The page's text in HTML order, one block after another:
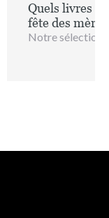
Quels livres
fête des
Notre sélection